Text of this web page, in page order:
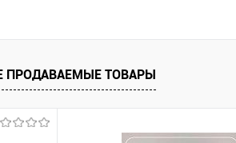
ПРОДАВАЕМЫЕ ТОВАРЫ